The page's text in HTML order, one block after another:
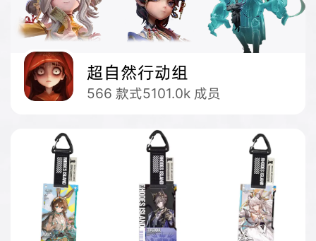
超自然行动组
566 款式5101.0k 成员